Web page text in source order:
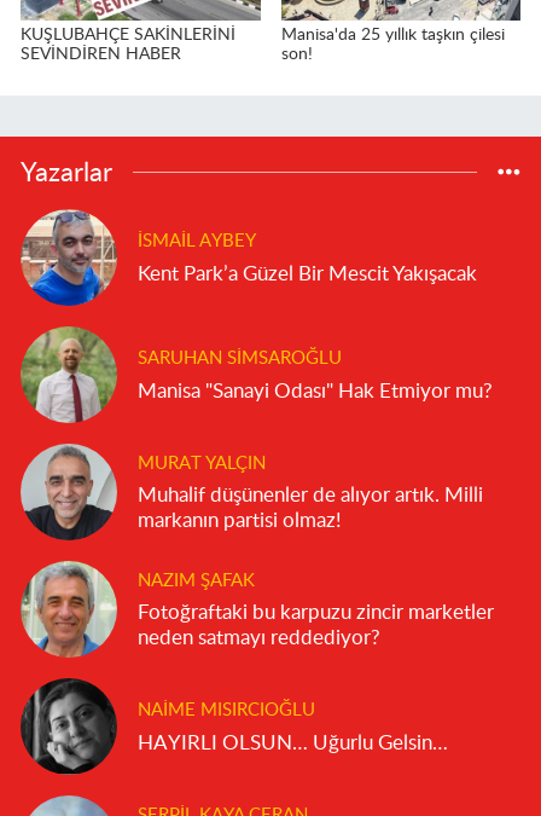
KUŞLUBAHÇE SAKİNLERİNİ
SEVİNDİREN HABER
Manisa'da 25 yıllık taşkın çilesi
son!
Yazarlar
İSMAIL AYBEY
Kent Park’a Güzel Bir Mescit Yakışacak
SARUHAN SIMSAROĞLU
Manisa "Sanayi Odası" Hak Etmiyor mu?
MURAT YALÇIN
Muhalif düşünenler de alıyor artık. Milli
markanın partisi olmaz!
NAZIM ŞAFAK
Fotoğraftaki bu karpuzu zincir marketler
neden satmayı reddediyor?
NAIME MISIRCIOĞLU
HAYIRLI OLSUN… Uğurlu Gelsin…